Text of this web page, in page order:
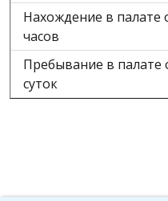
Нахождение в палате
часов
Пребывание в палате
суток